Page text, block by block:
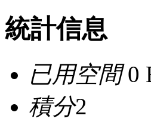
統計信息
已用空間0
積分2